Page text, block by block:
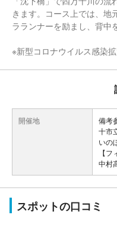
きます。コース上では、地
ラランナーを励まし、背中
※新型コロナウイルス感染
開催地
備考
十市
いの
【
中村
スポットの口コミ